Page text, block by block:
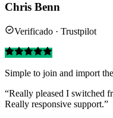
Chris Benn
Verificado · Trustpilot
Simple to join and import
“Really pleased I switched
Really responsive support.”